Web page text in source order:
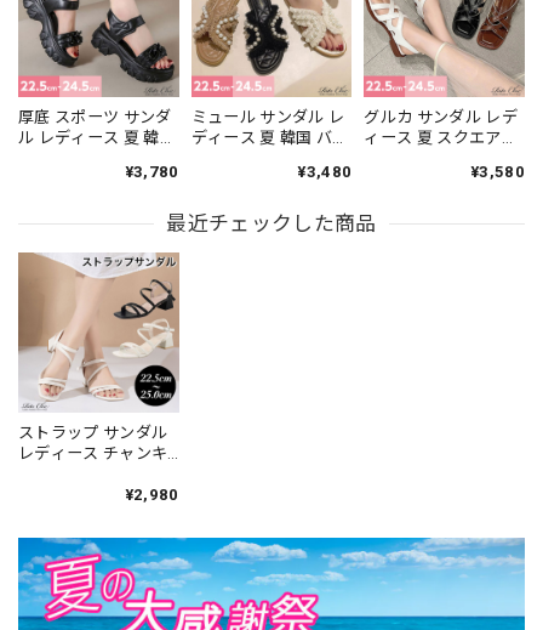
厚底 スポーツ サンダ
ル レディース 夏 韓国
モチーフ スポサン ト
クテープ ボリューム
い 疲れにくい 脚長 美
脚 高見え ライブ フェ
ス [LS-CGS070]
¥3,780
ミュール サンダル レ
ディース 夏 韓国 バレ
ベルト ツイード風 フ
ヒール ぺたんこ キル
¥3,480
グルカ サンダル レデ
ィース 夏 スクエアト
クストラップ ローヒ
きやすい 楽ちん きれ
¥3,580
最近チェックした商品
ストラップ サンダル
レディース チャンキ
勤 ビジネス オフィス
いめ おしゃれ 太ヒー
ル 歩きやすい 安定感
大人可愛い 大人女子
[LS-CFS016]
¥2,980